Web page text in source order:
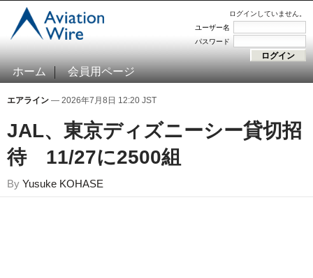
ログインしていません。
ユーザー名
パスワード
ホーム 会員用ページ
エアライン — 2026年7月8日 12:20 JST
JAL、東京ディズニーシー貸切招
待 11/27に2500組
By Yusuke KOHASE